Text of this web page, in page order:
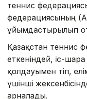
теннис
федерациясының
ұйымдастырылып
Қазақстан теннис
еткеніндей, іс-шара
қолдауымен өтіп,
үшінші
арналады.